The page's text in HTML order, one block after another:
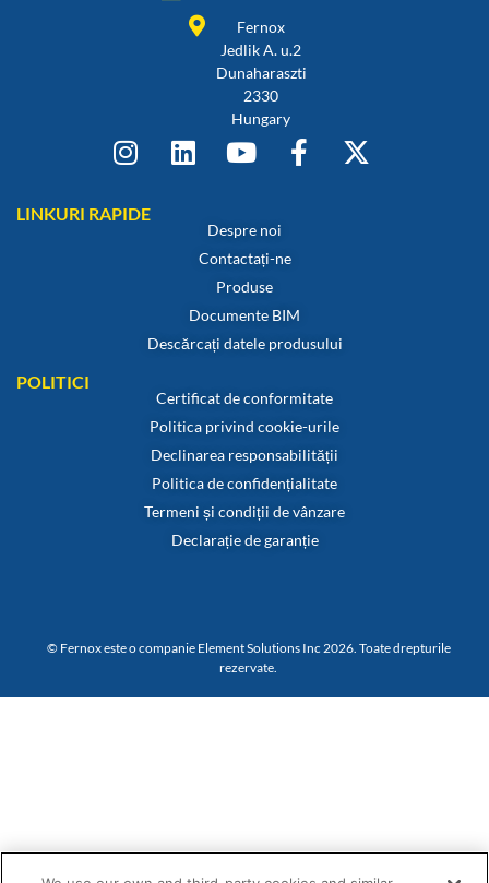
Fernox
Jedlik A. u.2
Dunaharaszti
2330
Hungary
LINKURI RAPIDE
Despre noi
Contactați-ne
Produse
Documente BIM
Descărcați datele produsului
POLITICI
Certificat de conformitate
Politica privind cookie-urile
Declinarea responsabilității
Politica de confidențialitate
Termeni și condiții de vânzare
Declarație de garanție
© Fernox este o companie Element Solutions Inc 2026. Toate drepturile
rezervate.